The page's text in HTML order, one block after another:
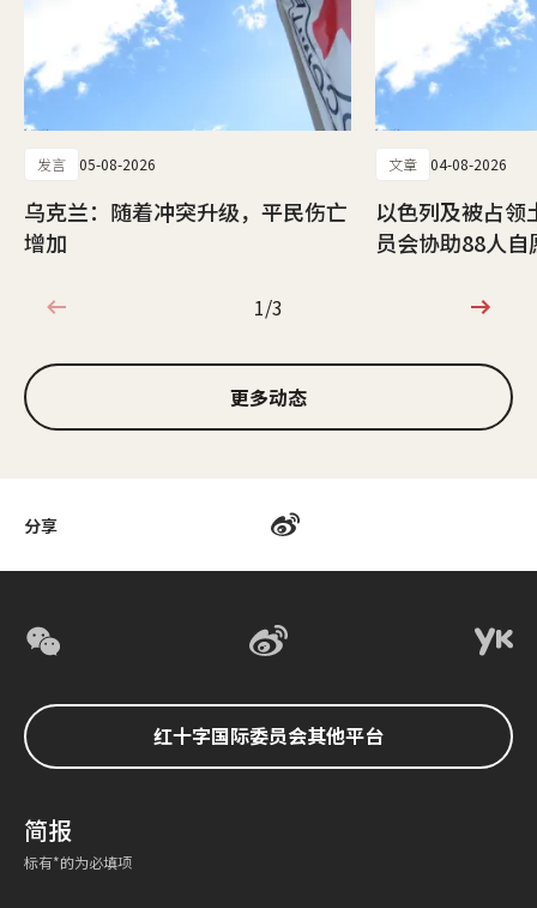
分享
发言 05-08-2026
乌克兰：随着冲突升级，平民伤亡
增加
文章 04-08-2026
以色列及被占领
员会协助88人
1/3
1/3
更多动态
红十字国际委员会其他平台
简报
标有*的为必填项